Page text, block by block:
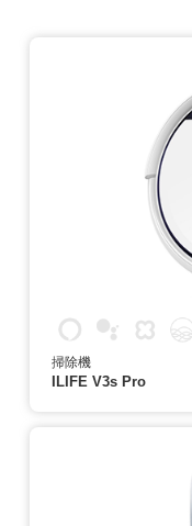
掃除機
ILIFE V3s Pro